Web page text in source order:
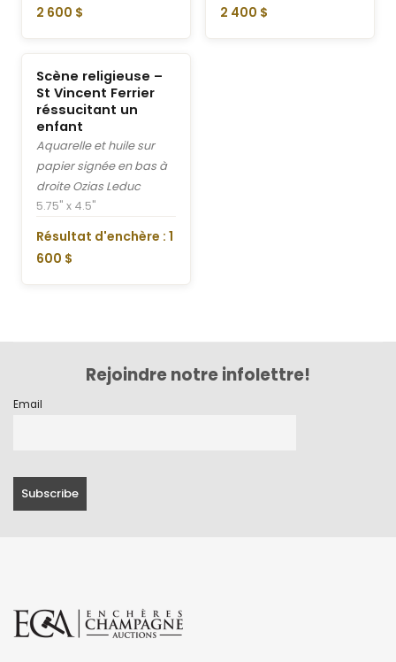
2 600 $
2 400 $
Scène religieuse –
St Vincent Ferrier
réssucitant un
enfant
Aquarelle et huile sur
papier signée en bas à
droite Ozias Leduc
5.75" x 4.5"
Résultat d'enchère : 1
600 $
Rejoindre notre infolettre!
Email